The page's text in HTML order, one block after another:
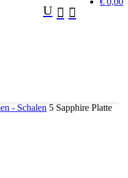


U
- Schalen 5 Sapphire Platte